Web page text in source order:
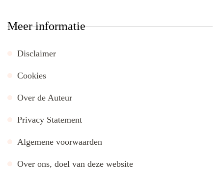
Meer informatie
Disclaimer
Cookies
Over de Auteur
Privacy Statement
Algemene voorwaarden
Over ons, doel van deze website